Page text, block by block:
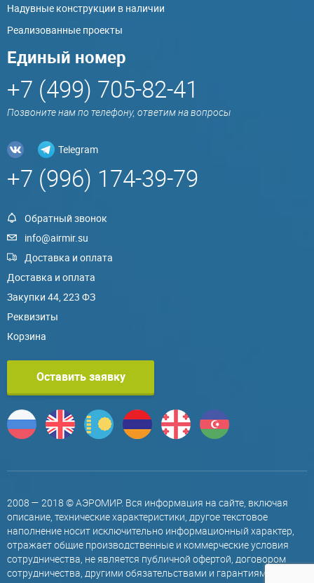
Надувные конструкции в наличии
Реализованные проекты
Единый номер
+7 (499) 705-82-41
Позвоните нам по телефону, ответим на вопросы
Telegram
+7 (996) 174-39-79
Обратный звонок
info@airmir.su
Доставка и оплата
Доставка и оплата
Закупки 44, 223 ФЗ
Реквизиты
Корзина
Оставить заявку
2008 — 2018 © АЭРОМИР. Вся информация на сайте, включая
описание, технические характеристики, другое текстовое
наполнение носит исключительно информационный характер,
отражает общие производственные и коммерческие условия
сотрудничества, не является публичной офертой, договором
сотрудничества, другими обязательствами и гарантиями,